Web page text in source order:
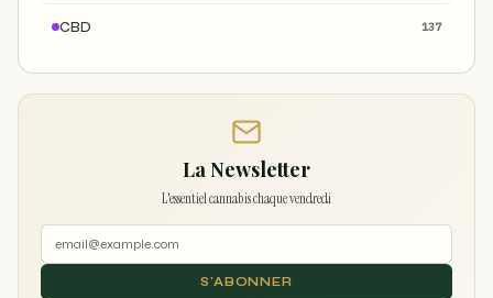
CBD 137
La Newsletter
L'essentiel cannabis chaque vendredi
S'ABONNER